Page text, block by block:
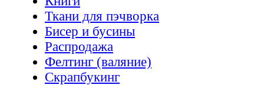
Ткани для пэчворка
Бисер и бусины
Распродажа
Фелтинг (валяние)
Скрапбукинг